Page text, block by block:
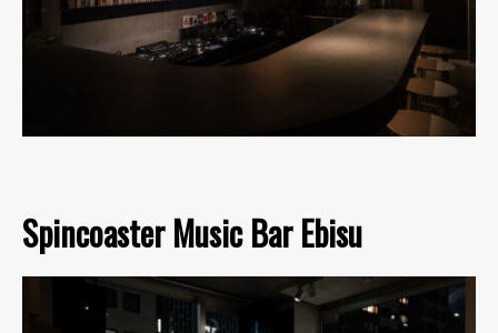
Spincoaster Music Bar Ebisu